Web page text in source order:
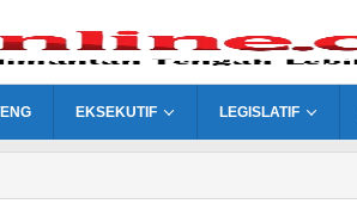
EKSEKUTIF LEGISLATIF